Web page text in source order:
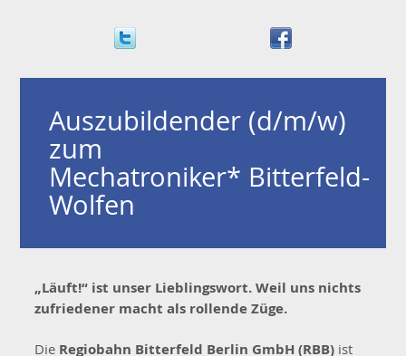
Auszubildender (d/m/w)
zum
Mechatroniker* Bitterfeld-
Wolfen
„Läuft!“ ist unser Lieblingswort. Weil uns nichts
zufriedener macht als rollende Züge.
Die Regiobahn Bitterfeld Berlin GmbH (RBB) ist